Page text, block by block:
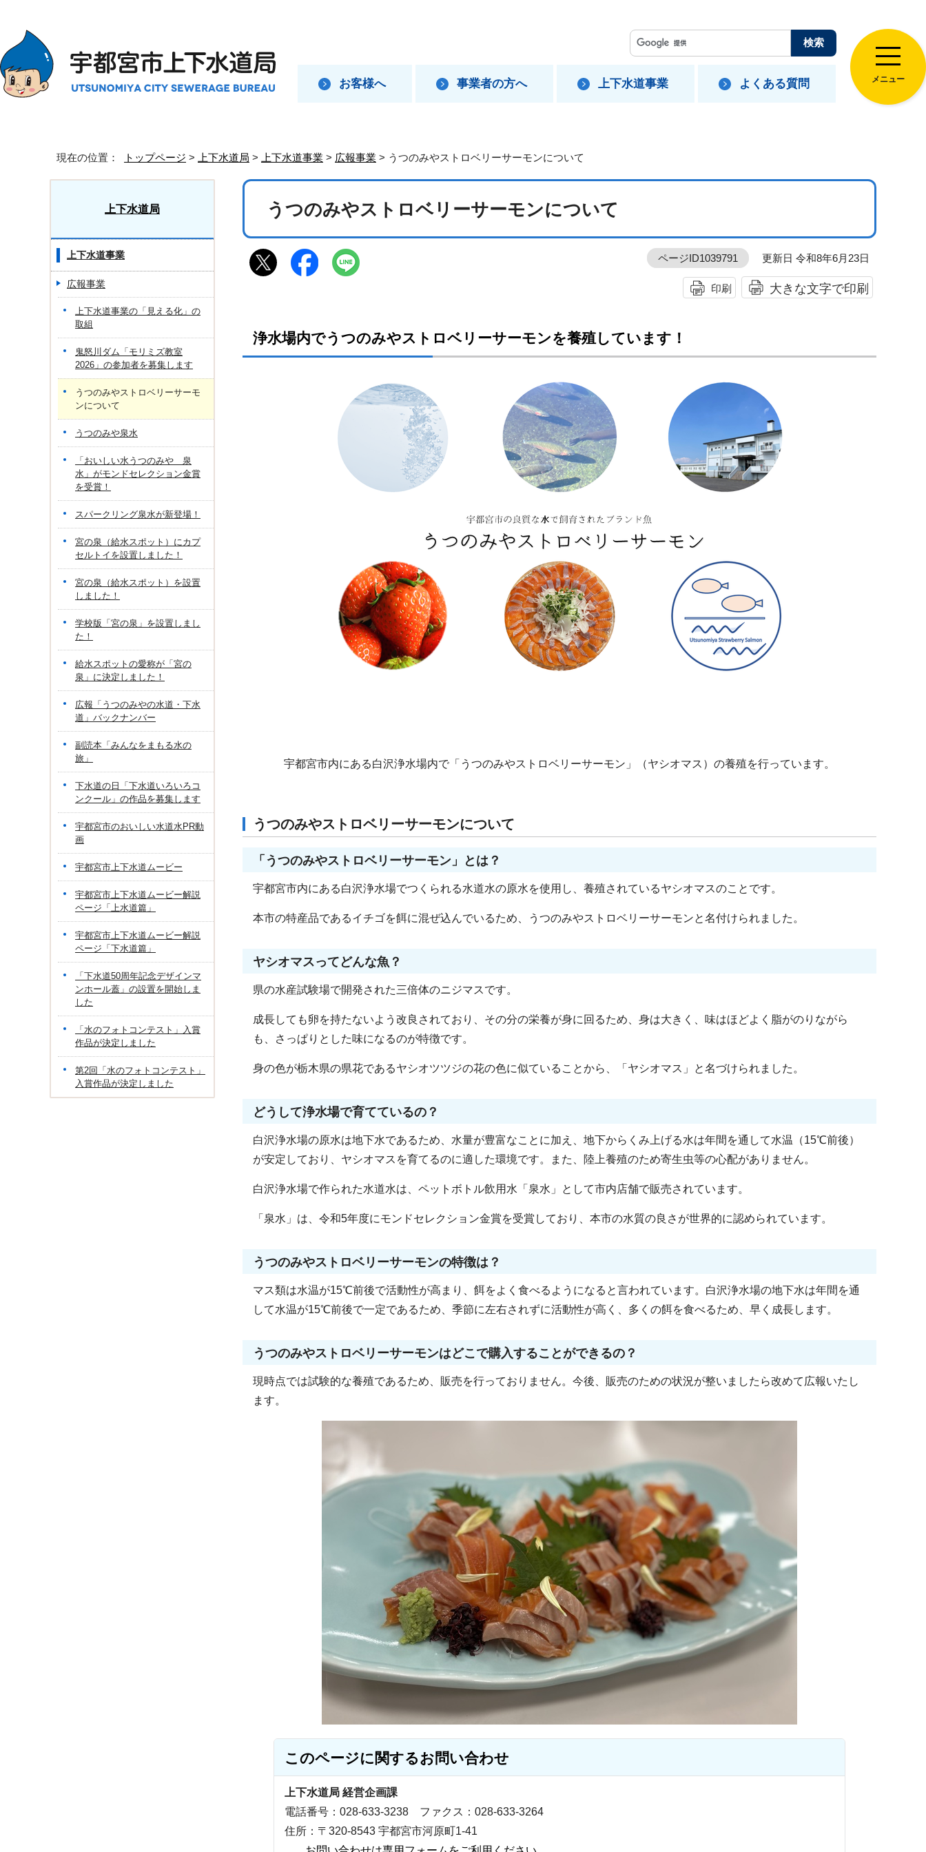
メニュー
お客様へ 事業者の方へ 上下水道事業 よくある質問
現在の位置： トップページ > 上下水道局 > 上下水道事業 > 広報事業 > うつのみやストロベリーサーモンについて
うつのみやストロベリーサーモンについて
ページID1039791 更新日 令和8年6月23日
印刷 大きな文字で印刷
浄水場内でうつのみやストロベリーサーモンを養殖しています！
宇都宮市内にある白沢浄水場内で「うつのみやストロベリーサーモン」（ヤシオマス）の養殖を行っています。
うつのみやストロベリーサーモンについて
「うつのみやストロベリーサーモン」とは？
宇都宮市内にある白沢浄水場でつくられる水道水の原水を使用し、養殖されているヤシオマスのことです。
本市の特産品であるイチゴを餌に混ぜ込んでいるため、うつのみやストロベリーサーモンと名付けられました。
ヤシオマスってどんな魚？
県の水産試験場で開発された三倍体のニジマスです。
成長しても卵を持たないよう改良されており、その分の栄養が身に回るため、身は大きく、味はほどよく脂がのりながら
も、さっぱりとした味になるのが特徴です。
身の色が栃木県の県花であるヤシオツツジの花の色に似ていることから、「ヤシオマス」と名づけられました。
どうして浄水場で育てているの？
白沢浄水場の原水は地下水であるため、水量が豊富なことに加え、地下からくみ上げる水は年間を通して水温（15℃前後）
が安定しており、ヤシオマスを育てるのに適した環境です。また、陸上養殖のため寄生虫等の心配がありません。
白沢浄水場で作られた水道水は、ペットボトル飲用水「泉水」として市内店舗で販売されています。
「泉水」は、令和5年度にモンドセレクション金賞を受賞しており、本市の水質の良さが世界的に認められています。
うつのみやストロベリーサーモンの特徴は？
マス類は水温が15℃前後で活動性が高まり、餌をよく食べるようになると言われています。白沢浄水場の地下水は年間を通
して水温が15℃前後で一定であるため、季節に左右されずに活動性が高く、多くの餌を食べるため、早く成長します。
うつのみやストロベリーサーモンはどこで購入することができるの？
現時点では試験的な養殖であるため、販売を行っておりません。今後、販売のための状況が整いましたら改めて広報いたし
ます。
このページに関するお問い合わせ
上下水道局 経営企画課
電話番号：028-633-3238 ファクス：028-633-3264
住所：〒320-8543 宇都宮市河原町1-41
上下水道局
上下水道事業
広報事業
上下水道事業の「見える化」の
取組
鬼怒川ダム「モリミズ教室
2026」の参加者を募集します
うつのみやストロベリーサーモ
ンについて
うつのみや泉水
「おいしい水うつのみや 泉
水」がモンドセレクション金賞
を受賞！
スパークリング泉水が新登場！
宮の泉（給水スポット）にカプ
セルトイを設置しました！
宮の泉（給水スポット）を設置
しました！
学校版「宮の泉」を設置しまし
た！
給水スポットの愛称が「宮の
泉」に決定しました！
広報「うつのみやの水道・下水
道」バックナンバー
副読本「みんなをまもる水の
旅」
下水道の日「下水道いろいろコ
ンクール」の作品を募集します
宇都宮市のおいしい水道水PR動
画
宇都宮市上下水道ムービー
宇都宮市上下水道ムービー解説
ページ「上水道篇」
宇都宮市上下水道ムービー解説
ページ「下水道篇」
「下水道50周年記念デザインマ
ンホール蓋」の設置を開始しま
した
「水のフォトコンテスト」入賞
作品が決定しました
第2回「水のフォトコンテスト」
入賞作品が決定しました